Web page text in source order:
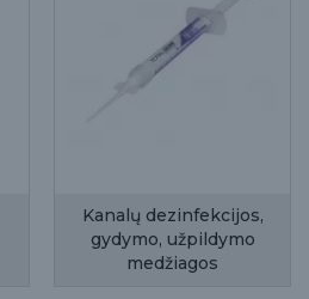
Kanalų dezinfekcijos,
gydymo, užpildymo
medžiagos